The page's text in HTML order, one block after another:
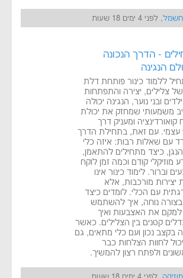
חשמל, לפני 4 ימים 18 שעות
- הדרך הנכונה
הנגינה
ללמוד כינור פותחת דלת
צלילים, יצירה והתפתחות
ובני נוער, הנגינה יכולה
משמעותי שמחזק את יכולת
ומעניק דרך
עצמי. עם זאת, בתחילת הדרך
עם שאלות רבות: איזה כלי
כיצד מתחילים להתאמן,
מוזיקלי קודם וכמה זמן לוקח
וברור. לימוד כינור אינו
יצירות מורכבות, אלא
עם הכלי. לומדים כיצד
בצורה נוחה, איך להשתמש
את האצבעות ואיך
קטנים בין הצלילים. כאשר
בקצב נכון ועם כלי מתאים, גם
לחוות הצלחות כבר
ולפתח רצון להמשיך.